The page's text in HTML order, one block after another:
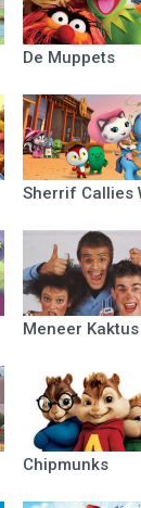
De Muppets
Meneer Kaktus
Chipmunks